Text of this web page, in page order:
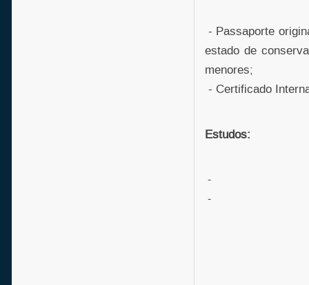
- Passaporte
estado de
menores;
- Certificado
Estudos:
-
-